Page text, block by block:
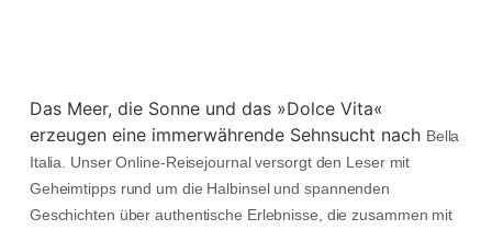
Das Meer, die Sonne und das »Dolce Vita«
erzeugen eine immerwährende Sehnsucht nach Bella
Italia. Unser Online-Reisejournal versorgt den Leser mit
Geheimtipps rund um die Halbinsel und spannenden
Geschichten über authentische Erlebnisse, die zusammen mit